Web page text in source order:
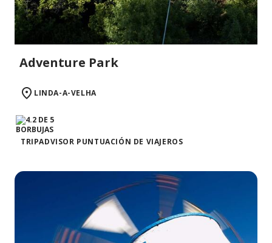
Adventure Park
LINDA-A-VELHA
TRIPADVISOR PUNTUACIÓN DE VIAJEROS